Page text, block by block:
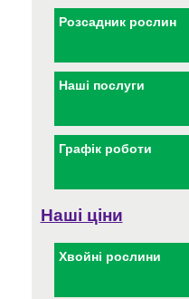
Розсадник рослин
Наші послуги
Графік роботи
Наші ціни
Хвойні рослини